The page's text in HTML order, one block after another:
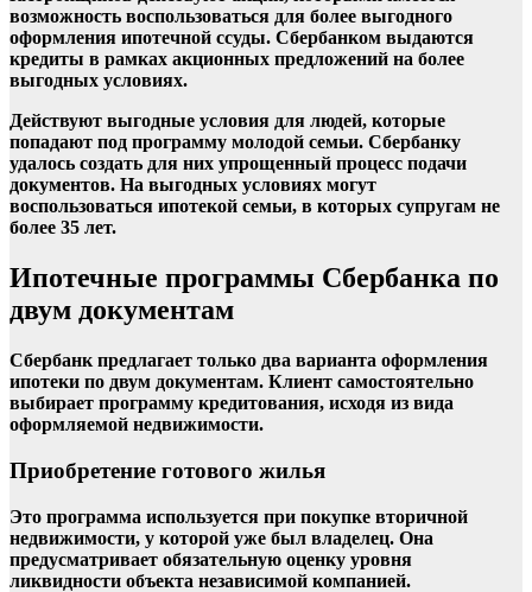
возможность воспользоваться для более выгодного
оформления ипотечной ссуды. Сбербанком выдаются
кредиты в рамках акционных предложений на более
выгодных условиях.
Действуют выгодные условия для людей, которые
попадают под программу молодой семьи. Сбербанку
удалось создать для них упрощенный процесс подачи
документов. На выгодных условиях могут
воспользоваться ипотекой семьи, в которых супругам не
более 35 лет.
Ипотечные программы Сбербанка по
двум документам
Сбербанк предлагает только два варианта оформления
ипотеки по двум документам. Клиент самостоятельно
выбирает программу кредитования, исходя из вида
оформляемой недвижимости.
Приобретение готового жилья
Это программа используется при покупке вторичной
недвижимости, у которой уже был владелец. Она
предусматривает обязательную оценку уровня
ликвидности объекта независимой компанией.